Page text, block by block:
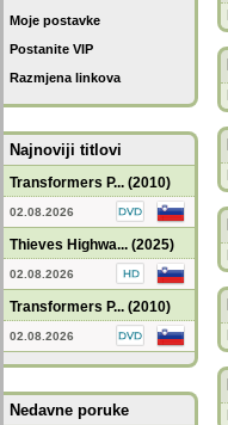
Moje postavke
Postanite VIP
Razmjena linkova
Najnoviji titlovi
Transformers P... (2010)
02.08.2026
Thieves Highwa... (2025)
02.08.2026
Transformers P... (2010)
02.08.2026
Nedavne poruke